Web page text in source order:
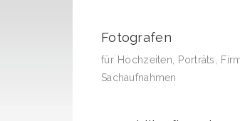
Fotografen
für Hochzeiten,
Sachaufnahmen